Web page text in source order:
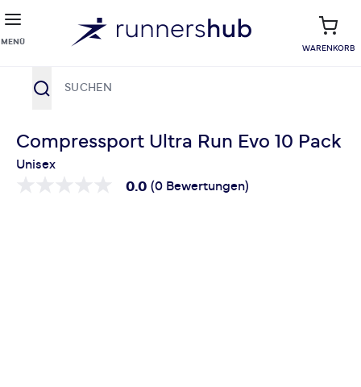
MENÜ
WARENKORB
Compressport Ultra Run Evo 10 Pack
Unisex
0.0 (0 Bewertungen)